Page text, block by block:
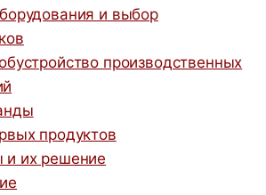
и выбор
производственных
продуктов
и их решение